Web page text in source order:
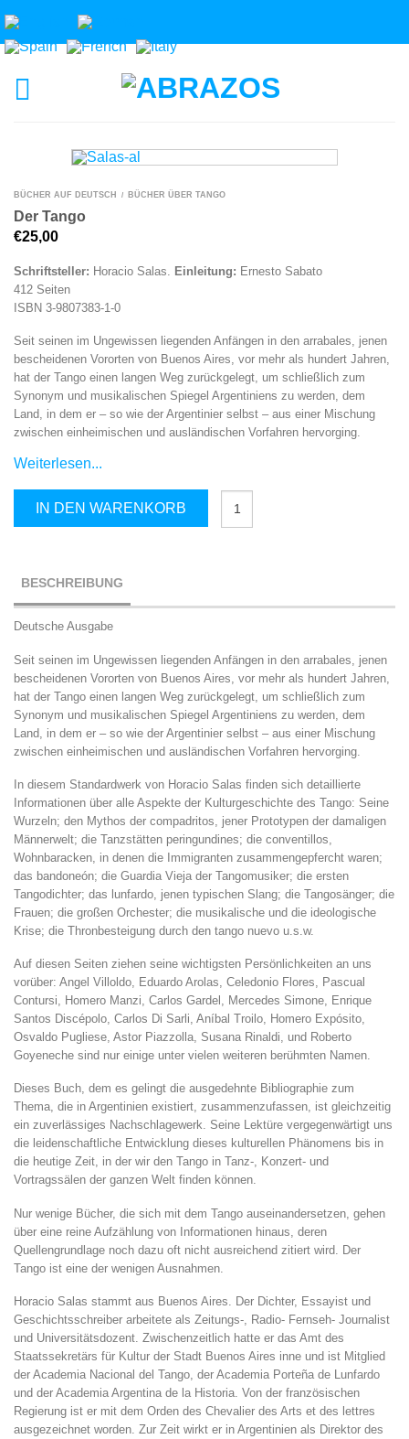
BÜCHER AUF DEUTSCH / BÜCHER ÜBER TANGO
Der Tango
€25,00
Schriftsteller: Horacio Salas. Einleitung: Ernesto Sabato
412 Seiten
ISBN 3-9807383-1-0
Seit seinen im Ungewissen liegenden Anfängen in den arrabales, jenen
bescheidenen Vororten von Buenos Aires, vor mehr als hundert Jahren,
hat der Tango einen langen Weg zurückgelegt, um schließlich zum
Synonym und musikalischen Spiegel Argentiniens zu werden, dem
Land, in dem er – so wie der Argentinier selbst – aus einer Mischung
zwischen einheimischen und ausländischen Vorfahren hervorging.
Weiterlesen...
IN DEN WARENKORB
Der
Tango
BESCHREIBUNG
Deutsche Ausgabe
Seit seinen im Ungewissen liegenden Anfängen in den arrabales, jenen
bescheidenen Vororten von Buenos Aires, vor mehr als hundert Jahren,
hat der Tango einen langen Weg zurückgelegt, um schließlich zum
Synonym und musikalischen Spiegel Argentiniens zu werden, dem
Land, in dem er – so wie der Argentinier selbst – aus einer Mischung
zwischen einheimischen und ausländischen Vorfahren hervorging.
In diesem Standardwerk von Horacio Salas finden sich detaillierte
Informationen über alle Aspekte der Kulturgeschichte des Tango: Seine
Wurzeln; den Mythos der compadritos, jener Prototypen der damaligen
Männerwelt; die Tanzstätten peringundines; die conventillos,
Wohnbaracken, in denen die Immigranten zusammengepfercht waren;
das bandoneón; die Guardia Vieja der Tangomusiker; die ersten
Tangodichter; das lunfardo, jenen typischen Slang; die Tangosänger; die
Frauen; die großen Orchester; die musikalische und die ideologische
Krise; die Thronbesteigung durch den tango nuevo u.s.w.
Auf diesen Seiten ziehen seine wichtigsten Persönlichkeiten an uns
vorüber: Angel Villoldo, Eduardo Arolas, Celedonio Flores, Pascual
Contursi, Homero Manzi, Carlos Gardel, Mercedes Simone, Enrique
Santos Discépolo, Carlos Di Sarli, Aníbal Troilo, Homero Expósito,
Osvaldo Pugliese, Astor Piazzolla, Susana Rinaldi, und Roberto
Goyeneche sind nur einige unter vielen weiteren berühmten Namen.
Dieses Buch, dem es gelingt die ausgedehnte Bibliographie zum
Thema, die in Argentinien existiert, zusammenzufassen, ist gleichzeitig
ein zuverlässiges Nachschlagewerk. Seine Lektüre vergegenwärtigt uns
die leidenschaftliche Entwicklung dieses kulturellen Phänomens bis in
die heutige Zeit, in der wir den Tango in Tanz-, Konzert- und
Vortragssälen der ganzen Welt finden können.
Nur wenige Bücher, die sich mit dem Tango auseinandersetzen, gehen
über eine reine Aufzählung von Informationen hinaus, deren
Quellengrundlage noch dazu oft nicht ausreichend zitiert wird. Der
Tango ist eine der wenigen Ausnahmen.
Horacio Salas stammt aus Buenos Aires. Der Dichter, Essayist und
Geschichtsschreiber arbeitete als Zeitungs-, Radio- Fernseh- Journalist
und Universitätsdozent. Zwischenzeitlich hatte er das Amt des
Staatssekretärs für Kultur der Stadt Buenos Aires inne und ist Mitglied
der Academia Nacional del Tango, der Academia Porteña de Lunfardo
und der Academia Argentina de la Historia. Von der französischen
Regierung ist er mit dem Orden des Chevalier des Arts et des lettres
ausgezeichnet worden. Zur Zeit wirkt er in Argentinien als Direktor des